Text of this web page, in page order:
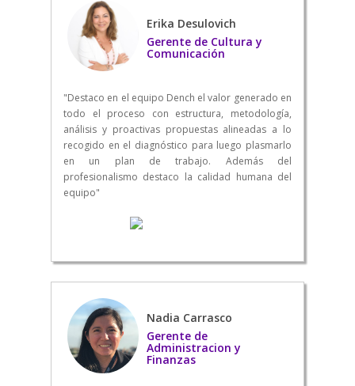
Erika Desulovich
Gerente de Cultura y
Comunicación
"Destaco en el equipo Dench el valor generado en
todo el proceso con estructura, metodología,
análisis y proactivas propuestas alineadas a lo
recogido en el diagnóstico para luego plasmarlo
en un plan de trabajo. Además del
profesionalismo destaco la calidad humana del
equipo"
Nadia Carrasco
Gerente de
Administracion y
Finanzas